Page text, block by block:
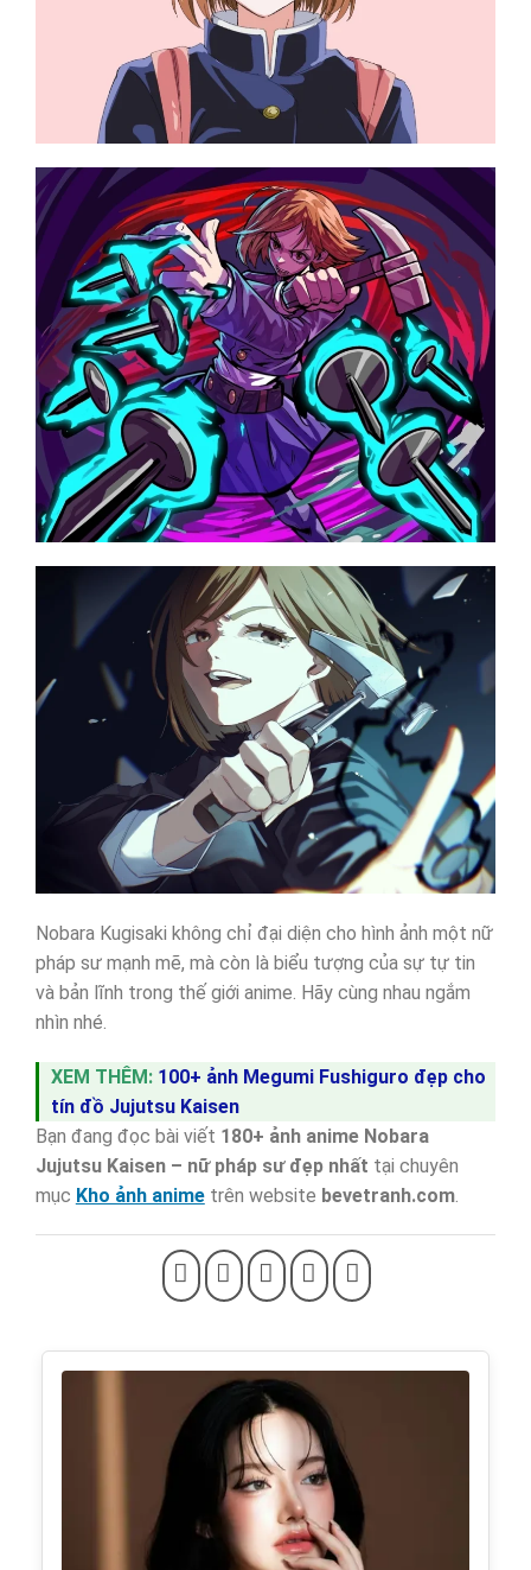
Nobara Kugisaki không chỉ đại diện cho hình ảnh một nữ
pháp sư mạnh mẽ, mà còn là biểu tượng của sự tự tin
và bản lĩnh trong thế giới anime. Hãy cùng nhau ngắm
nhìn nhé.
XEM THÊM: 100+ ảnh Megumi Fushiguro đẹp cho
tín đồ Jujutsu Kaisen
Bạn đang đọc bài viết 180+ ảnh anime Nobara
Jujutsu Kaisen – nữ pháp sư đẹp nhất tại chuyên
mục Kho ảnh animetrên website bevetranh.com.